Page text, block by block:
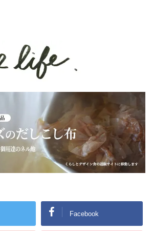
Facebook